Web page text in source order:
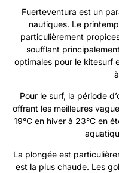
Fuerteventura est un
nautiques. Le
particulièrement
soufflant
optimales pour le kitesurf
Pour le surf, la période
offrant les meilleures
19°C en hiver à 23°C en
La plongée est
est la plus chaude. Les